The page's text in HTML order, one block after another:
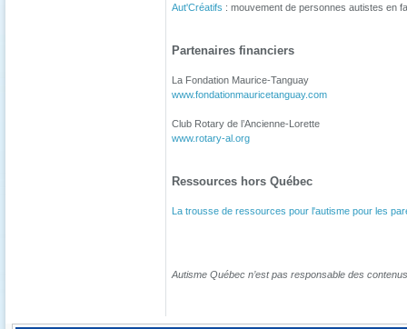
Aut'Créatifs : mouvement de personnes autistes en
Partenaires financiers
La Fondation Maurice-Tanguay
www.fondationmauricetanguay.com
Club Rotary de l’Ancienne-Lorette
www.rotary-al.org
Ressources hors Québec
La trousse de ressources pour l'autisme pour les
Autisme Québec n’est pas responsable des